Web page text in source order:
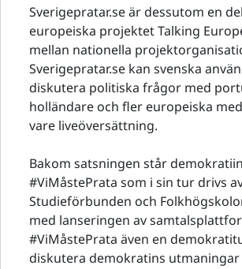
Sverigepratar.se är dessutom en
europeiska projektet Talking
mellan nationella
Sverigepratar.se kan svenska
diskutera politiska frågor med
holländare och fler europeiska
vare liveöversättning.
Bakom satsningen står
#ViMåstePrata som i sin tur drivs
Studieförbunden och
med lanseringen av
#ViMåstePrata även en
diskutera demokratins utmaningar